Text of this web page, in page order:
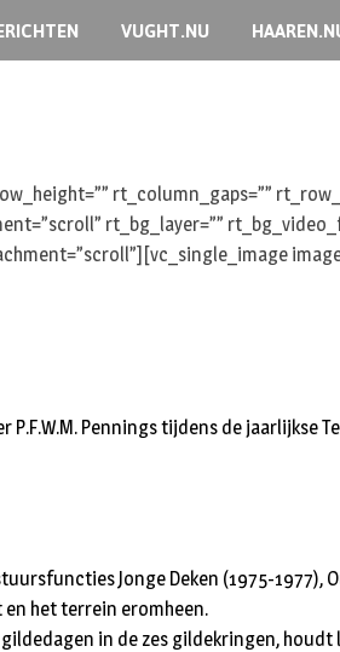
VUGHT.NU
rt_column_gaps=””
rt_bg_layer=””
Pennings tijdens de jaarlijkse
Jonge Deken (1975-1977),
het terrein eromheen.
in de zes gildekringen,